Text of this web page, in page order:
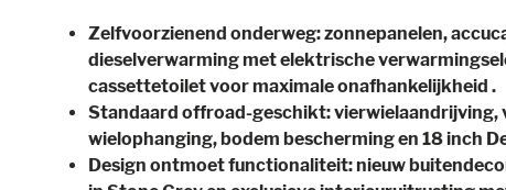
Zelfvoorzienend onderweg: zonnepanelen,
dieselverwarming met elektrische
cassettetoilet voor maximale onafhankelijkheid .
Standaard offroad-geschikt: vierwielaandrijving,
wielophanging, bodem bescherming en 18 inch
Design ontmoet functionaliteit: nieuw